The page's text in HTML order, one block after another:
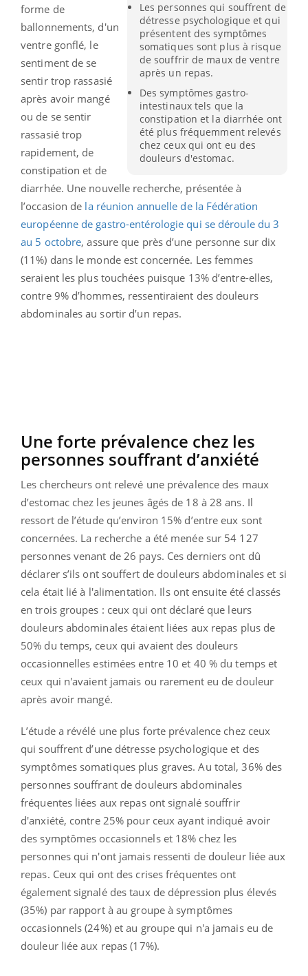
Les personnes qui souffrent de
détresse psychologique et qui
présentent des symptômes
somatiques sont plus à risque
de souffrir de maux de ventre
après un repas.
Des symptômes gastro-
intestinaux tels que la
constipation et la diarrhée ont
été plus fréquemment relevés
chez ceux qui ont eu des
douleurs d'estomac.
forme de
ballonnements, d'un
ventre gonflé, le
sentiment de se
sentir trop rassasié
après avoir mangé
ou de se sentir
rassasié trop
rapidement, de
constipation et de
diarrhée. Une nouvelle recherche, présentée à
l’occasion de la réunion annuelle de la Fédération
européenne de gastro-entérologie qui se déroule du 3
au 5 octobre, assure que près d’une personne sur dix
(11%) dans le monde est concernée. Les femmes
seraient les plus touchées puisque 13% d’entre-elles,
contre 9% d’hommes, ressentiraient des douleurs
abdominales au sortir d’un repas.
Une forte prévalence chez les
personnes souffrant d’anxiété
Les chercheurs ont relevé une prévalence des maux
d’estomac chez les jeunes âgés de 18 à 28 ans. Il
ressort de l’étude qu’environ 15% d’entre eux sont
concernées. La recherche a été menée sur 54 127
personnes venant de 26 pays. Ces derniers ont dû
déclarer s’ils ont souffert de douleurs abdominales et si
cela était lié à l'alimentation. Ils ont ensuite été classés
en trois groupes : ceux qui ont déclaré que leurs
douleurs abdominales étaient liées aux repas plus de
50% du temps, ceux qui avaient des douleurs
occasionnelles estimées entre 10 et 40 % du temps et
ceux qui n'avaient jamais ou rarement eu de douleur
après avoir mangé.
L’étude a révélé une plus forte prévalence chez ceux
qui souffrent d’une détresse psychologique et des
symptômes somatiques plus graves. Au total, 36% des
personnes souffrant de douleurs abdominales
fréquentes liées aux repas ont signalé souffrir
d'anxiété, contre 25% pour ceux ayant indiqué avoir
des symptômes occasionnels et 18% chez les
personnes qui n'ont jamais ressenti de douleur liée aux
repas. Ceux qui ont des crises fréquentes ont
également signalé des taux de dépression plus élevés
(35%) par rapport à au groupe à symptômes
occasionnels (24%) et au groupe qui n'a jamais eu de
douleur liée aux repas (17%).